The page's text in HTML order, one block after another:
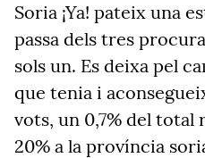
Soria ¡Ya! pateix una
passa dels tres
sols un. Es deixa pel
que tenia i
vots, un 0,7% del total
20% a la província